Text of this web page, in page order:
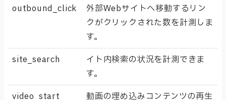
outbound_click
外部Webサイトへ移動するリン
クがクリックされた数を計測しま
す。
site_search
イト内検索の状況を計測できま
す。
video_start
動画の埋め込みコンテンツの再生